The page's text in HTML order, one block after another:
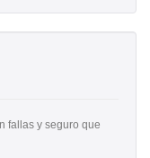
fallas y seguro que